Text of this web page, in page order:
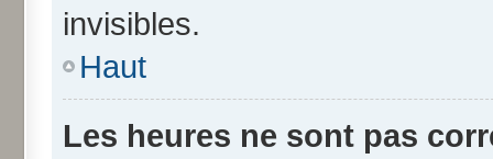
invisibles.
Haut
Les heures ne sont pas